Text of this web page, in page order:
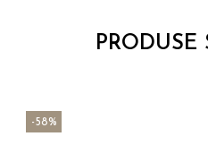
PRODUSE
-58%